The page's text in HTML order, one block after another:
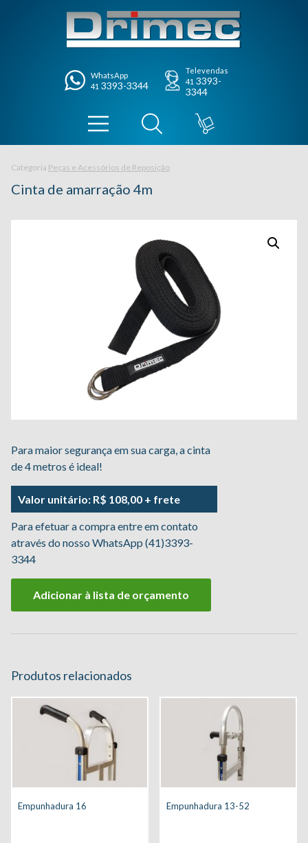
WhatsApp
41 3393-3344
Televendas
41 3393-
3344
Categoria Peças e Acessórios de Reposição
Cinta de amarração 4m
Para maior segurança em sua carga, a cinta
de 4 metros é ideal!
Valor unitário: R$ 108,00 + frete
Para efetuar a compra entre em contato
através do nosso WhatsApp (41)3393-
3344
Adicionar à lista de orçamento
Produtos relacionados
Empunhadura 16 Empunhadura 13-52